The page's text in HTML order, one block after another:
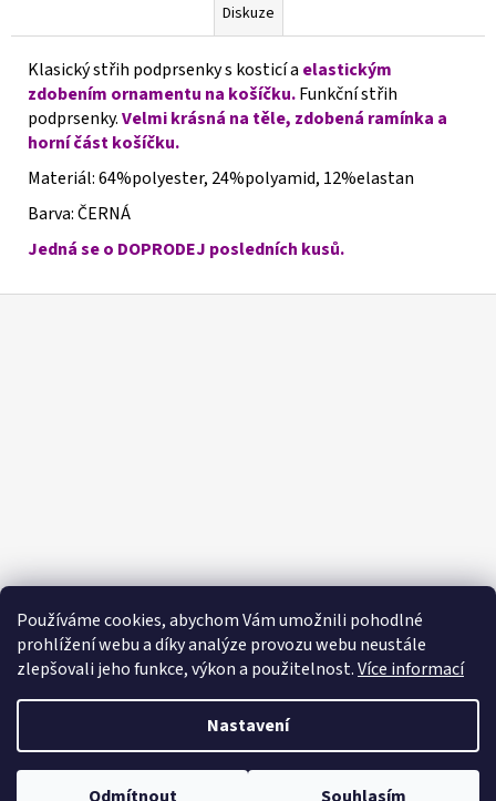
Používáme cookies, abychom Vám umožnili pohodlné
prohlížení webu a díky analýze provozu webu neustále
zlepšovali jeho funkce, výkon a použitelnost.Více informací
Nastavení
Diskuze
Klasický střih podprsenky s kosticí a elastickým
zdobením ornamentu na košíčku.Funkční střih
podprsenky.Velmi krásná na těle, zdobená ramínka a
horní část košíčku.
Materiál: 64%polyester, 24%polyamid, 12%elastan
Barva: ČERNÁ
Jedná se o DOPRODEJ posledních kusů.
Copyright 2026Editapradlo.cz. Všechna práva vyhrazena.Upravit